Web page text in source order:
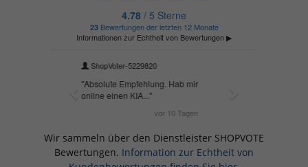
Wir sammeln über den Dienstleister SHOPVOTE
Bewertungen. Information zur Echtheit von